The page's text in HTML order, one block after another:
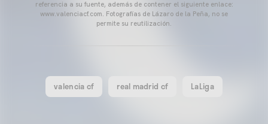
referencia a su fuente, además de contener el siguiente enlace:
www.valenciacf.com. Fotografías de Lázaro de la Peña, no se
permite su reutilización.
valencia cf real madrid cf LaLiga